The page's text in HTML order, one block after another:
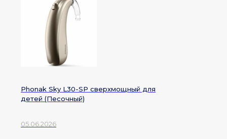
Phonak Sky L30-SP сверхмощный для
детей (Песочный)
05.06.2026